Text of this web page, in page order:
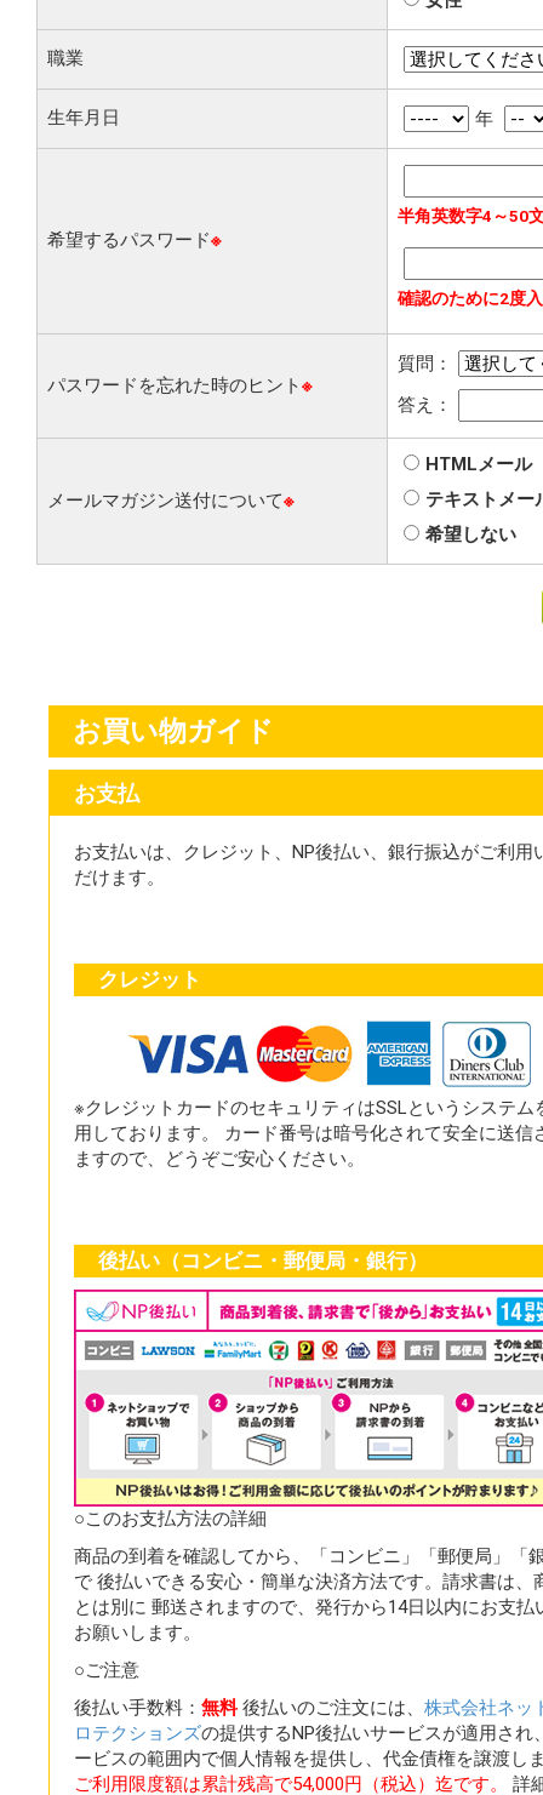
職業
生年月日 年
希望するパスワード※
半角英数字4～50
確認のために2度
パスワードを忘れた時のヒント※
質問：
答え：
メールマガジン送付について※
HTMLメール
テキストメー
希望しない
お買い物ガイド
お支払
お支払いは、クレジット、NP後払い、銀行振込がご利用
だけます。
クレジット
※クレジットカードのセキュリティはSSLというシステム
用しております。 カード番号は暗号化されて安全に送信
ますので、どうぞご安心ください。
後払い（コンビニ・郵便局・銀行）
○このお支払方法の詳細
商品の到着を確認してから、「コンビニ」「郵便局」「
で 後払いできる安心・簡単な決済方法です。請求書は、
とは別に 郵送されますので、発行から14日以内にお支払
お願いします。
○ご注意
後払い手数料： 無料後払いのご注文には、 株式会社ネッ
ロテクションズの提供するNP後払いサービスが適用され
ービスの範囲内で個人情報を提供し、代金債権を譲渡し
ご利用限度額は累計残高で54,000円（税込）迄です。
詳